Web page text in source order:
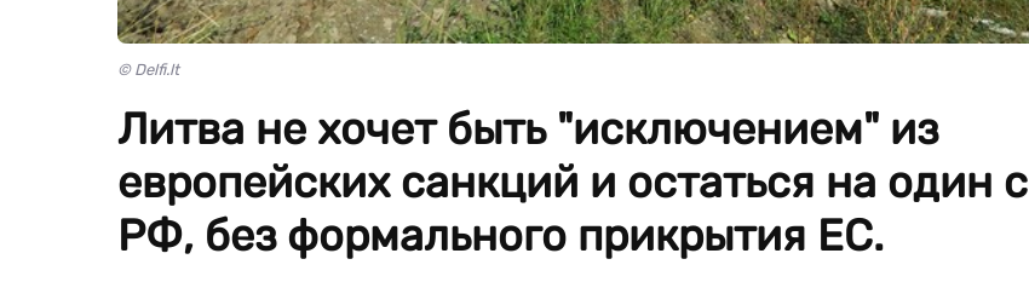
© Delfi.lt
Литва не хочет быть "исключением" из
европейских санкций и остаться на один с
РФ, без формального прикрытия ЕС.